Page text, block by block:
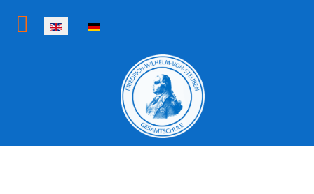
Select your language